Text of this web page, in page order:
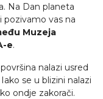
Na Dan planeta
pozivamo vas na
Muzeja
e.
nalazi usred
se u blizini nalazi
ondje zakorači.